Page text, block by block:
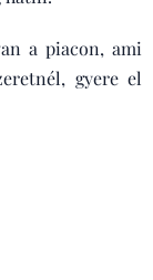
a piacon, ami
gyere el